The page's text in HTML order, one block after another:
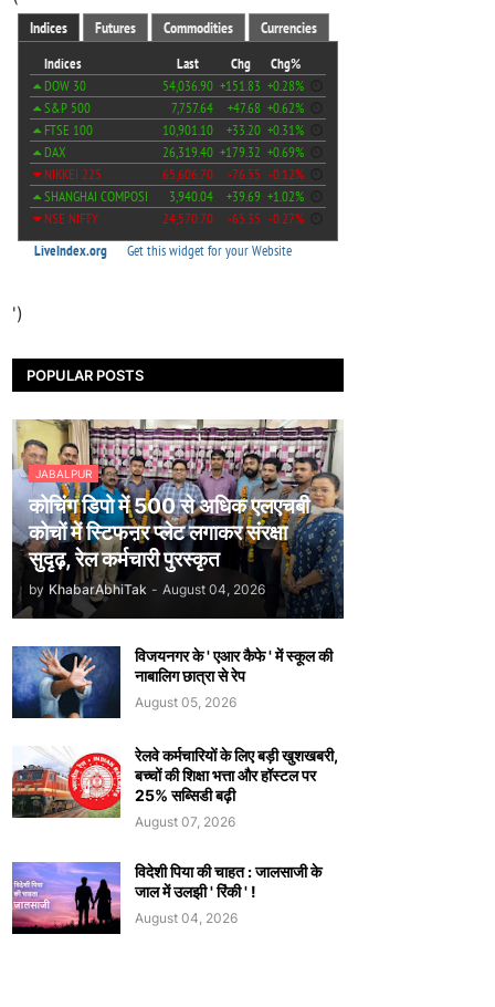
')
POPULAR POSTS
JABALPUR
कोचिंग डिपो में 500 से अधिक एलएचबी
कोचों में स्टिफऩर प्लेट लगाकर संरक्षा
सुदृढ़, रेल कर्मचारी पुरस्कृत
by KhabarAbhiTak - August 04, 2026
विजयनगर के ' एआर कैफे ' में स्कूल की
नाबालिग छात्रा से रेप
August 05, 2026
रेलवे कर्मचारियों के लिए बड़ी खुशखबरी,
बच्चों की शिक्षा भत्ता और हॉस्टल पर
25% सब्सिडी बढ़ी
August 07, 2026
विदेशी पिया की चाहत : जालसाजी के
जाल में उलझी ' रिंकी ' !
August 04, 2026